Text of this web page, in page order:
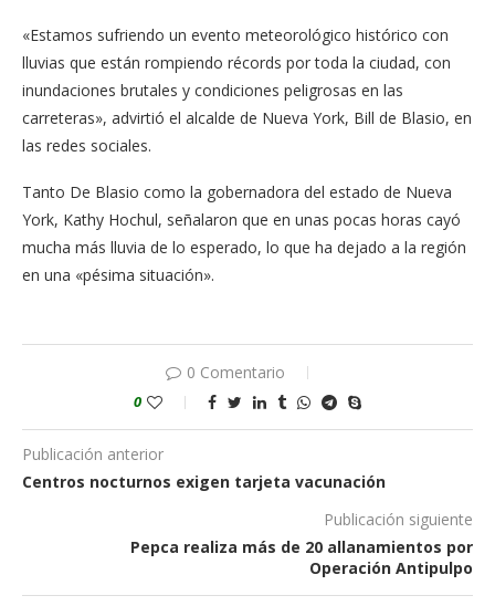
«Estamos sufriendo un evento meteorológico histórico con
lluvias que están rompiendo récords por toda la ciudad, con
inundaciones brutales y condiciones peligrosas en las
carreteras», advirtió el alcalde de Nueva York, Bill de Blasio, en
las redes sociales.
Tanto De Blasio como la gobernadora del estado de Nueva
York, Kathy Hochul, señalaron que en unas pocas horas cayó
mucha más lluvia de lo esperado, lo que ha dejado a la región
en una «pésima situación».
0 Comentario
0
Publicación anterior
Centros nocturnos exigen tarjeta vacunación
Publicación siguiente
Pepca realiza más de 20 allanamientos por
Operación Antipulpo